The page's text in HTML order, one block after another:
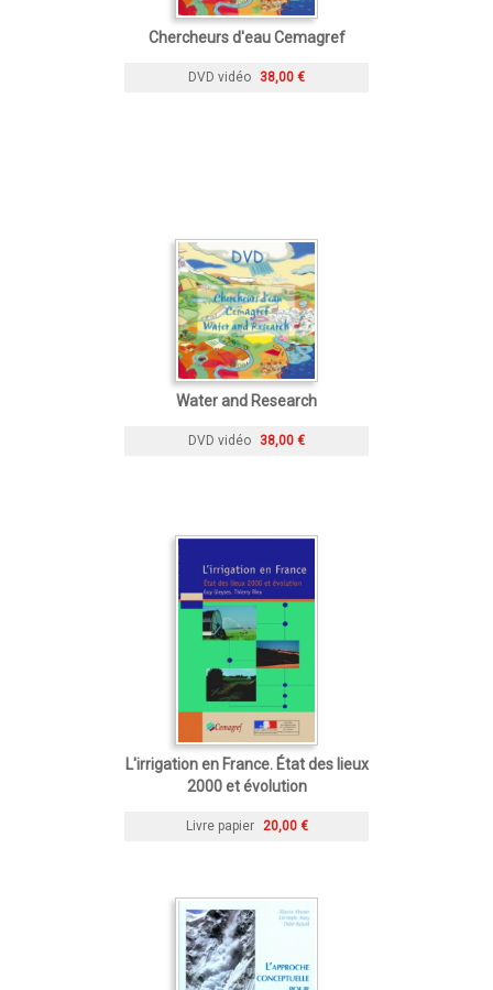
Chercheurs d'eau Cemagref
DVD vidéo 38,00 €
Water and Research
DVD vidéo 38,00 €
L'irrigation en France. État des lieux
2000 et évolution
Livre papier 20,00 €